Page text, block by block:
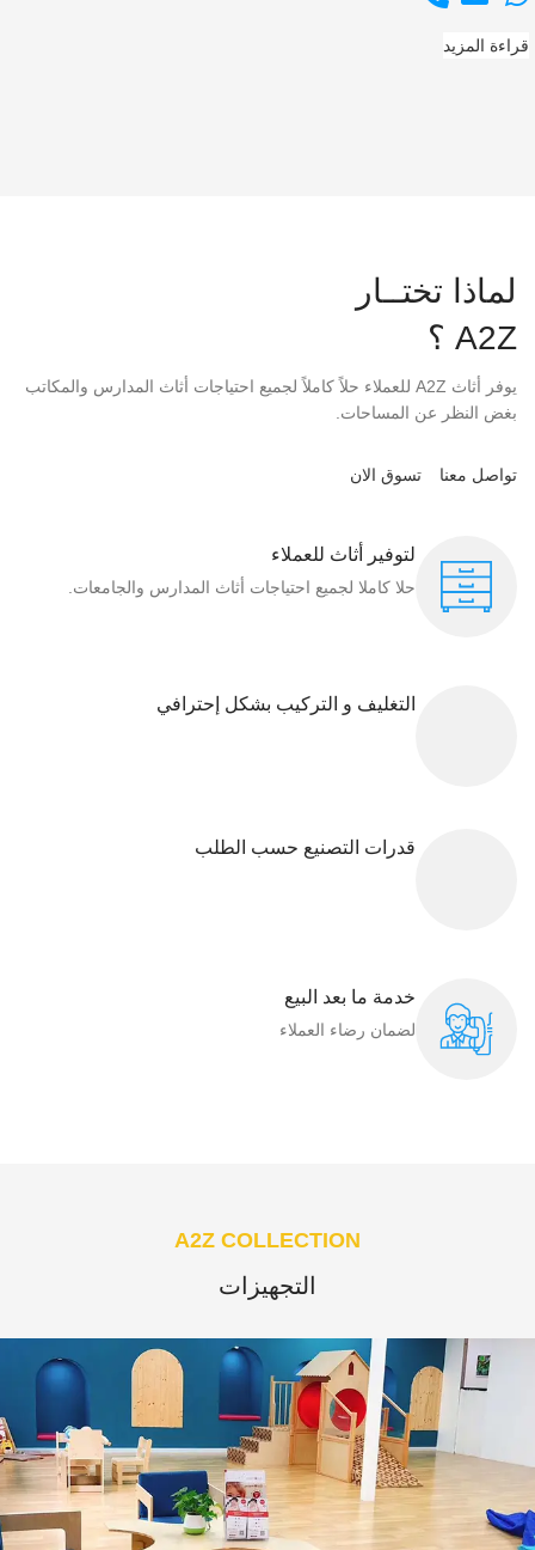
قراءة المزيد
لماذا تختــار
A2Z ؟
يوفر أثاث A2Z للعملاء حلاً كاملاً لجميع احتياجات أثاث المدارس والمكاتب
بغض النظر عن المساحات.
تواصل معنا تسوق الان
لتوفير أثاث للعملاء
حلا كاملا لجميع احتياجات أثاث المدارس والجامعات.
التغليف و التركيب بشكل إحترافي
قدرات التصنيع حسب الطلب
خدمة ما بعد البيع
لضمان رضاء العملاء​
A2Z COLLECTION
التجهيزات